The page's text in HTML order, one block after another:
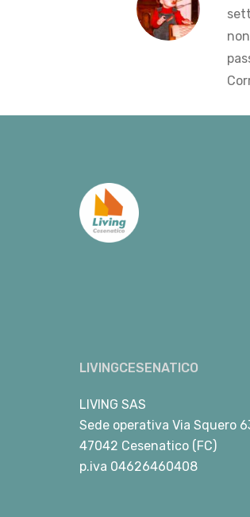
LIVINGCESENATICO
LIVING SAS
Sede operativa Via Squero
47042 Cesenatico (FC)
p.iva 04626460408